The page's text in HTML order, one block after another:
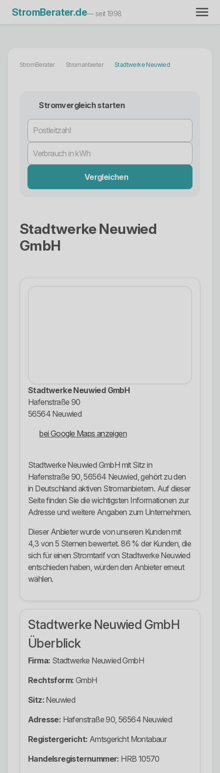
StromBerater.de— seit 1998
StromBerater Stromanbieter Stadtwerke Neuwied
Stromvergleich starten
Vergleichen
Stadtwerke Neuwied
GmbH
Stadtwerke Neuwied GmbH
Hafenstraße 90
56564 Neuwied
bei Google Maps anzeigen
Stadtwerke Neuwied GmbH mit Sitz in
Hafenstraße 90, 56564 Neuwied, gehört zu den
in Deutschland aktiven Stromanbietern. Auf dieser
Seite finden Sie die wichtigsten Informationen zur
Adresse und weitere Angaben zum Unternehmen.
Dieser Anbieter wurde von unseren Kunden mit
4,3 von 5 Sternen bewertet. 86 % der Kunden, die
sich für einen Stromtarif von Stadtwerke Neuwied
entschieden haben, würden den Anbieter erneut
wählen.
Stadtwerke Neuwied GmbH
Überblick
Firma: Stadtwerke Neuwied GmbH
Rechtsform: GmbH
Sitz: Neuwied
Adresse: Hafenstraße 90, 56564 Neuwied
Registergericht: Amtsgericht Montabaur
Handelsregisternummer: HRB 10570